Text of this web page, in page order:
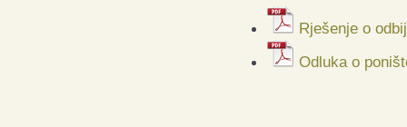
Rješenje o
Odluka o